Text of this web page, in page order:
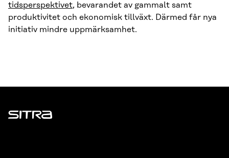
tidsperspektivet, bevarandet av gammalt samt
produktivitet och ekonomisk tillväxt. Därmed får nya
initiativ mindre uppmärksamhet.
Sitra